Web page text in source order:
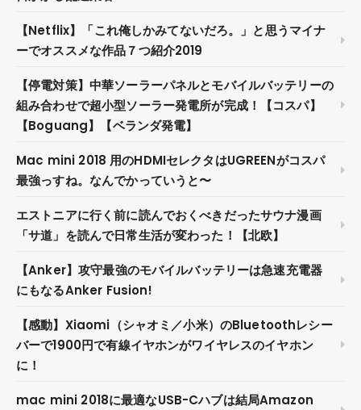
【Netflix】「これ俺しかみてないだろ。」と思うマイナ
ーでオススメな作品７つ紹介2019
【停電対策】中華ソーラーパネルとモバイルバッテリーの
組み合わせで超小型ソーラー発電所が完成！【コスパ】
【Boguang】【ベランダ発電】
Mac mini 2018 用のHDMIセレクタはUGREENがコスパ
最強っすね。なんでかっていうと〜
エストニアに行く前に読んでおくべきだったサウナ漫画
「サ道」を読んで日常生活が変わった！【北欧】
【Anker】攻守最強のモバイルバッテリーは急速充電器
にもなるAnker Fusion!
【感動】Xiaomi（シャオミ／小米）のBluetoothレシー
バーで1900円で有線イヤホンがワイヤレスのイヤホン
に！
mac mini 2018に最適なUSB-Cハブは結局Amazon